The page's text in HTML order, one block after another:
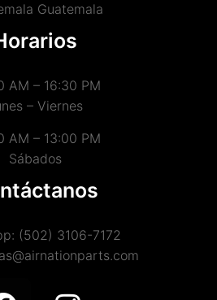
Guatemala
AM – 16:30 PM
– Viernes
AM – 13:00 PM
Sábados
(502) 3106-7172